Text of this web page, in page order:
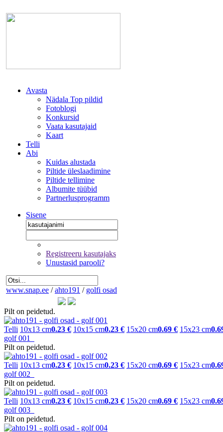
Avasta
Nädala Top pildid
Fotoblogi
Konkursid
Vaata kasutajaid
Kaart
Telli
Abi
Kuidas alustada
Piltide üleslaadimine
Piltide tellimine
Albumite tüübid
Partnerlusprogramm
Sisene
Registreeru kasutajaks
Unustasid parooli?
www.snap.ee / ahto191 / golfi osad
Pilt on peidetud.
Telli 10x13 cm0.23 € 10x15 cm0.23 € 15x20 cm0.69 € 15x23 cm
golf 001
Pilt on peidetud.
Telli 10x13 cm0.23 € 10x15 cm0.23 € 15x20 cm0.69 € 15x23 cm
golf 002
Pilt on peidetud.
Telli 10x13 cm0.23 € 10x15 cm0.23 € 15x20 cm0.69 € 15x23 cm
golf 003
Pilt on peidetud.